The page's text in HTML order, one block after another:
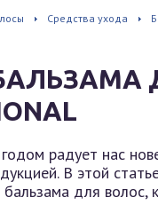
Средства ухода
радует нас
В этой
для волос,